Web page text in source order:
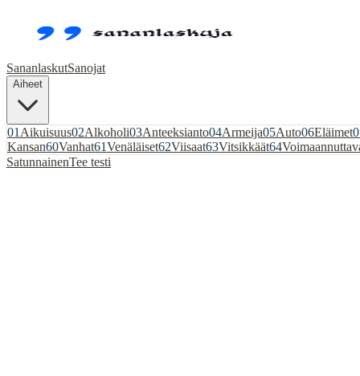
SananlaskutSanojat
Aiheet
01 Aikuisuus02Alkoholi03Anteeksianto04Armeija05Auto06Eläimet
Kansan60Vanhat61Venäläiset62Viisaat63Vitsikkäät64
SatunnainenTee testi